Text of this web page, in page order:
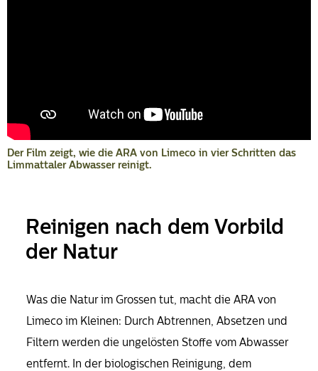
Der Film zeigt, wie die ARA von Limeco in vier Schritten das
Limmattaler Abwasser reinigt.
Reinigen nach dem Vorbild
der Natur
Was die Natur im Grossen tut, macht die ARA von
Limeco im Kleinen: Durch Abtrennen, Absetzen und
Filtern werden die ungelösten Stoffe vom Abwasser
entfernt. In der biologischen Reinigung, dem